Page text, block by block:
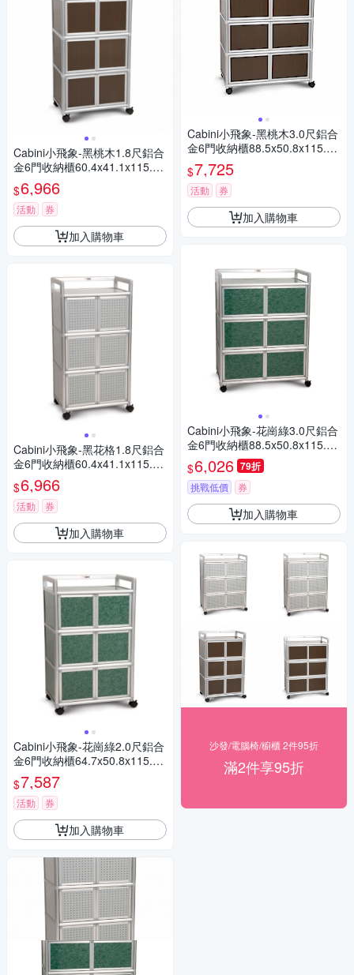
Cabini小飛象-黑桃木1.8尺鋁合
金6門收納櫃60.4x41.1x115.3c
m
$6,966
活動 券
加入購物車
Cabini小飛象-黑花格1.8尺鋁合
金6門收納櫃60.4x41.1x115.3c
m
$6,966
活動 券
加入購物車
Cabini小飛象-花崗綠2.0尺鋁合
金6門收納櫃64.7x50.8x115.3c
m
$7,587
活動 券
加入購物車
Cabini小飛象-黑桃木3.0尺鋁合
金6門收納櫃88.5x50.8x115.3c
m
$7,725
活動 券
加入購物車
Cabini小飛象-花崗綠3.0尺鋁合
金6門收納櫃88.5x50.8x115.3c
m
$6,026 79折
挑戰低價 券
加入購物車
沙發/電腦椅/櫥櫃 2件95折
滿2件享95折